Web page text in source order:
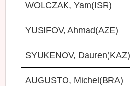
WOLCZAK, Yam(ISR)
YUSIFOV, Ahmad(AZE)
SYUKENOV, Dauren(KAZ)
AUGUSTO, Michel(BRA)